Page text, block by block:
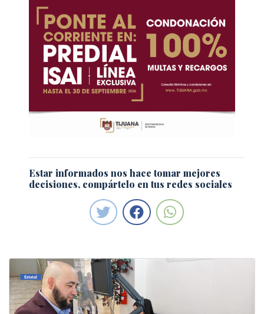
Estar informados nos hace tomar mejores
decisiones, compártelo en tus redes sociales